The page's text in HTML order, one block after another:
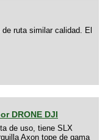
ruta similar calidad. El
DRONE DJI
de uso, tiene SLX
Axon tope de gama